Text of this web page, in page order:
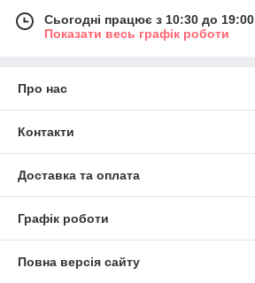
Сьогодні працює з 10:30 до 19:00
Показати весь графік роботи
Про нас
Контакти
Доставка та оплата
Графік роботи
Повна версія сайту